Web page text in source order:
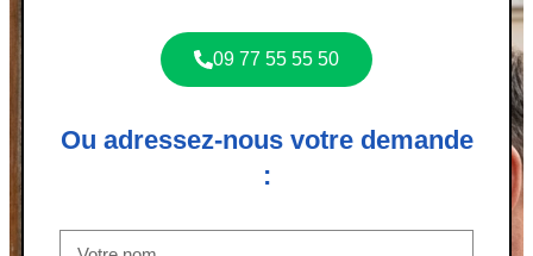
09 77 55 55 50
Ou adressez-nous votre demande
: